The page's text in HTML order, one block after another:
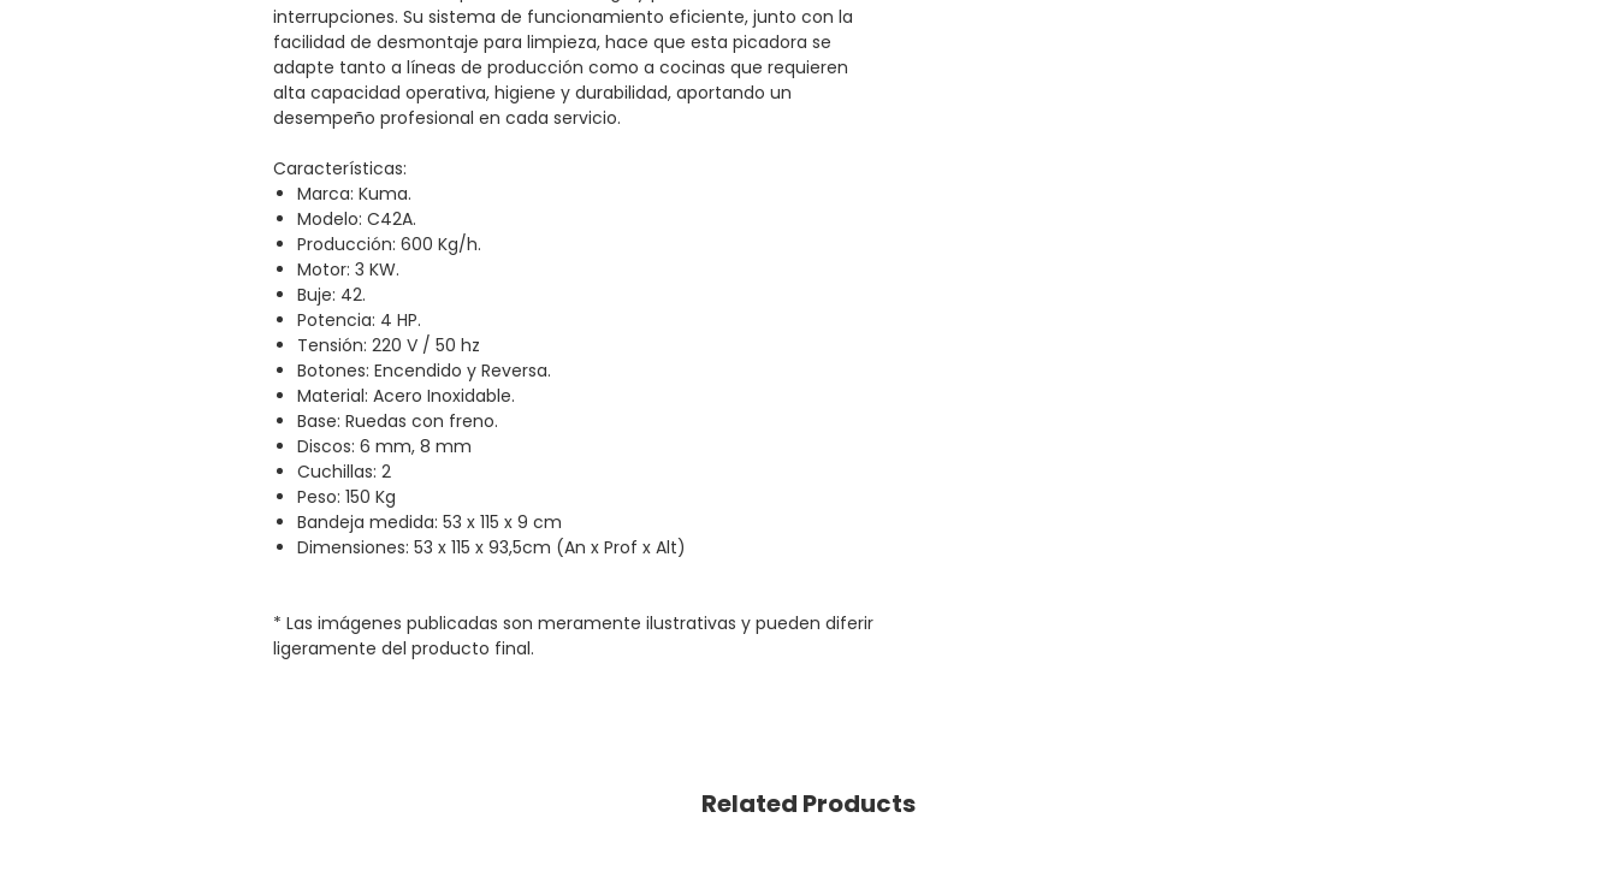
interrupciones. Su sistema de funcionamiento eficiente, junto con la
facilidad de desmontaje para limpieza, hace que esta picadora se
adapte tanto a líneas de producción como a cocinas que requieren
alta capacidad operativa, higiene y durabilidad, aportando un
desempeño profesional en cada servicio.
Características:
Marca: Kuma.
Modelo: C42A.
Producción: 600 Kg/h.
Motor: 3 KW.
Buje: 42.
Potencia: 4 HP.
Tensión: 220 V / 50 hz
Botones: Encendido y Reversa.
Material: Acero Inoxidable.
Base: Ruedas con freno.
Discos: 6 mm, 8 mm
Cuchillas: 2
Peso: 150 Kg
Bandeja medida: 53 x 115 x 9 cm
Dimensiones: 53 x 115 x 93,5cm (An x Prof x Alt)
* Las imágenes publicadas son meramente ilustrativas y pueden diferir
ligeramente del producto final.
Related Products